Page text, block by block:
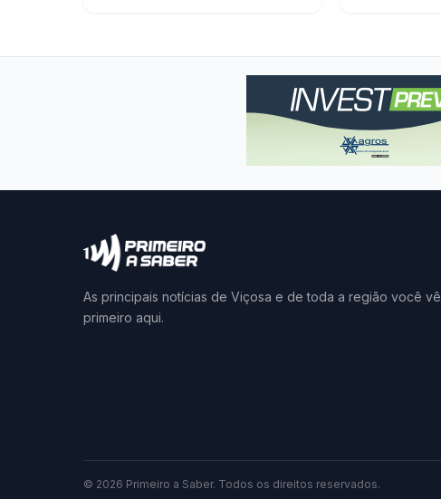
As principais notícias de Viçosa e de toda a região você vê
primeiro aqui.
© 2026 Primeiro a Saber. Todos os direitos reservados.